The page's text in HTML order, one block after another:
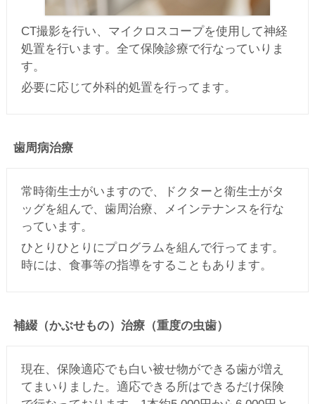
CT撮影を行い、マイクロスコープを使用して神経
処置を行います。全て保険診療で行なっていりま
す。
必要に応じて外科的処置を行ってます。
歯周病治療
常時衛生士がいますので、ドクターと衛生士がタ
ッグを組んで、歯周治療、メインテナンスを行な
っています。
ひとりひとりにプログラムを組んで行ってます。
時には、食事等の指導をすることもあります。
補綴（かぶせもの）治療（重度の虫歯）
現在、保険適応でも白い被せ物ができる歯が増え
てまいりました。適応できる所はできるだけ保険